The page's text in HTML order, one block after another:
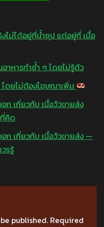
ไม่ได้อยู่ที่น้ำซุป แต่อยู่ที่ เนื้อ
าหารทำซ้ำ ๆ โดยไม่รู้ตัว
โดยไม่ต้องโฆษณาเพิ่ม
ก เกี่ยวกับ เนื้อวัวขายส่ง
ที่คิด
ก เกี่ยวกับ เนื้อวัวขายส่ง —
รรู้
published. Required